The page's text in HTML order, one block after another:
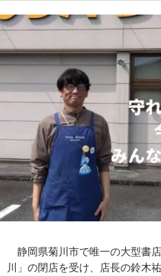
静岡県菊川市で唯一の大型書
川」の閉店を受け、店長の鈴木